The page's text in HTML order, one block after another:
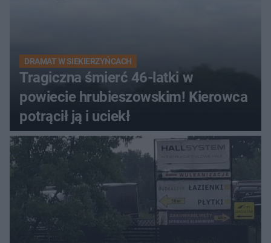
DRAMAT W SIEKIERZYŃCACH
Tragiczna śmierć 46-latki w
powiecie hrubieszowskim! Kierowca
potrącił ją i uciekł